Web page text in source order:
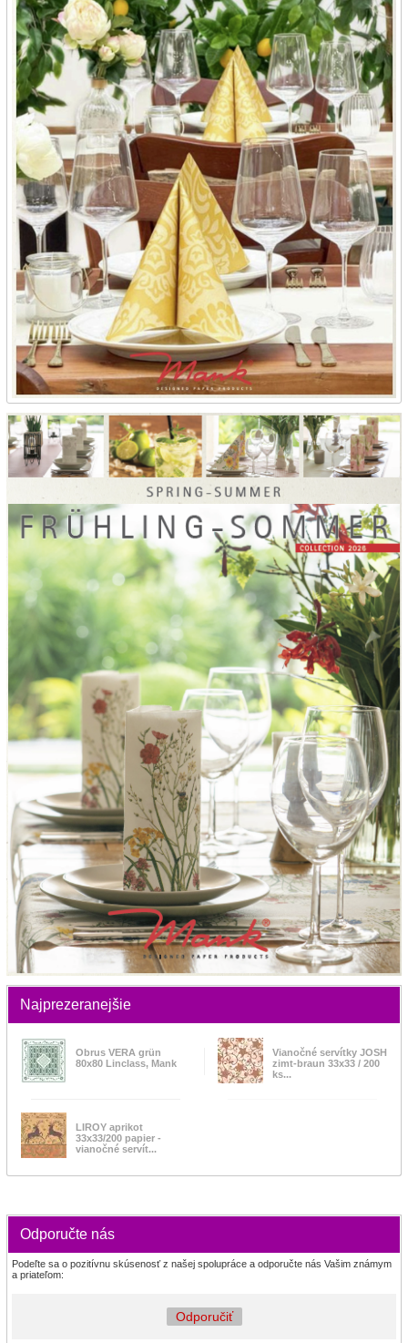
Najprezeranejšie
Obrus VERA grün
80x80 Linclass, Mank
Vianočné servítky JOSH
zimt-braun 33x33 / 200
ks...
LIROY aprikot
33x33/200 papier -
vianočné servít...
Odporučte nás
Podeľte sa o pozitívnu skúsenosť z našej spolupráce a odporučte nás Vašim známym
a priateľom:
Odporučiť